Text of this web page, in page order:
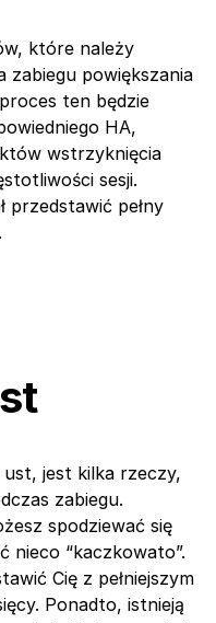
które należy
zabiegu powiększania
ten będzie
HA,
wstrzyknięcia
sesji.
przedstawić pełny
jest kilka rzeczy,
zabiegu.
spodziewać się
nieco “kaczkowato”.
Cię z pełniejszym
Ponadto, istnieją